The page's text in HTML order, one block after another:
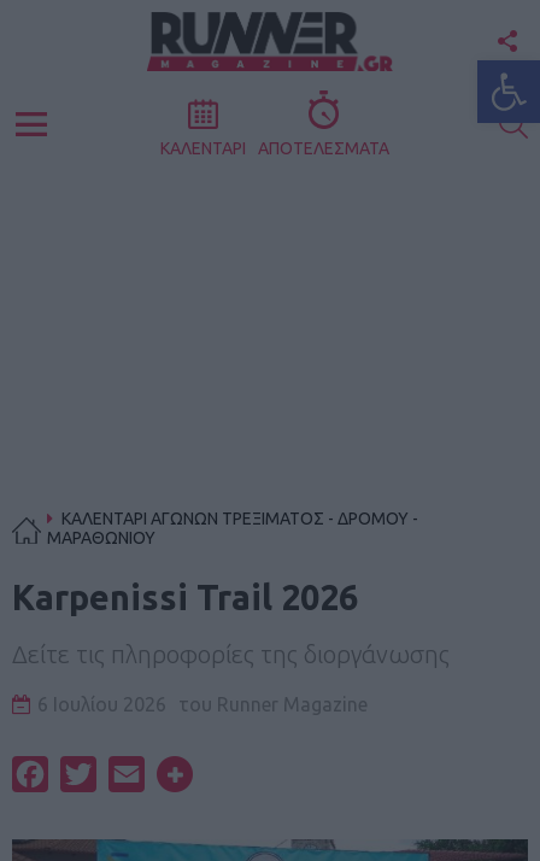
Menu ΚΑΛΕΝΤΑΡΙ ΑΠΟΤΕΛΕΣΜΑΤΑ
ΚΑΛΕΝΤΑΡΙ ΑΓΩΝΩΝ ΤΡΕΞΙΜΑΤΟΣ - ΔΡΟΜΟΥ -
ΜΑΡΑΘΩΝΙΟΥ
Karpenissi Trail 2026
Δείτε τις πληροφορίες της διοργάνωσης
6 Ιουλίου 2026 του Runner Magazine
FacebookTwitterEmail